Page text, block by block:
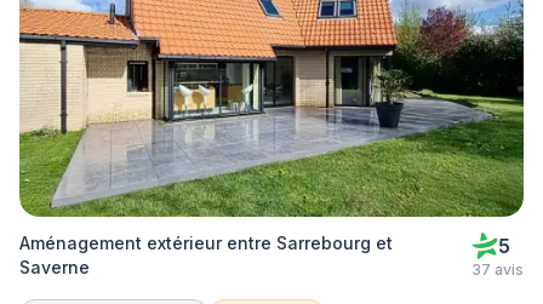
Aménagement extérieur entre Sarrebourg et
Saverne
5
37 avis